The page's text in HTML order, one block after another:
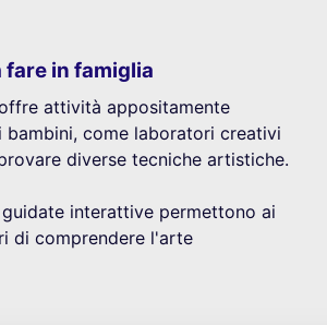
i
fare in famiglia
attività appositamente
come laboratori creativi
diverse tecniche artistiche.
interattive permettono ai
di comprendere l'arte